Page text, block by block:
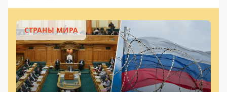
СТРАНЫ МИРА